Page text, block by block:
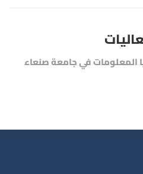
المعلومات في جامعة صنعاء